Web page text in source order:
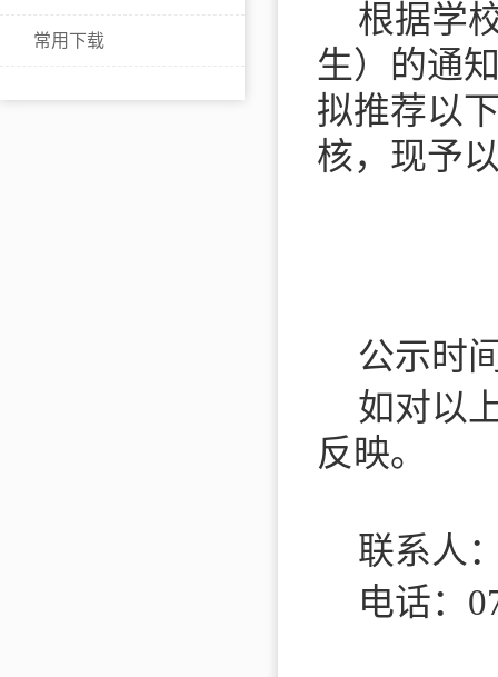
常用下载
根据学
生）的通
拟推荐以
核，现予
公示时
如对以
反映。
联系人
电话：